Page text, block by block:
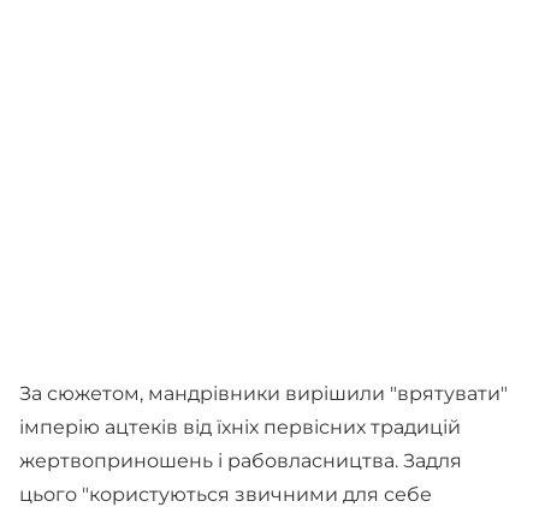
За сюжетом, мандрівники вирішили "врятувати"
імперію ацтеків від їхніх первісних традицій
жертвоприношень і рабовласництва. Задля
цього "користуються звичними для себе